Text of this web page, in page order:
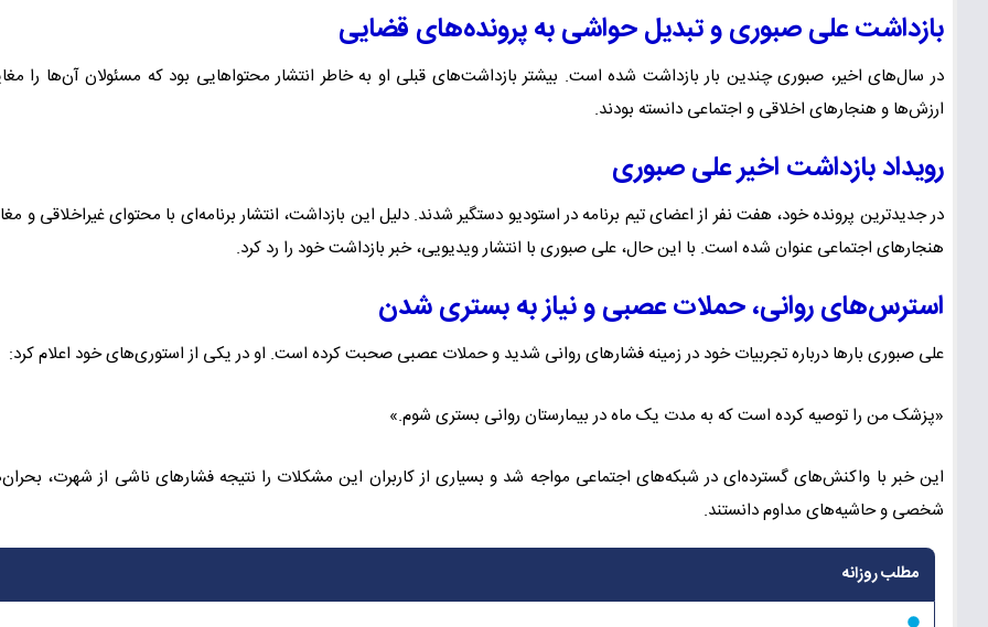
بازداشت علی صبوری و تبدیل حواشی به پرونده‌های قضایی
در سال‌های اخیر، صبوری چندین بار بازداشت شده است. بیشتر بازداشت‌های قبلی او به خاطر انتشار محتواهایی بود که مسئولان آن‌ها را
ارزش‌ها و هنجارهای اخلاقی و اجتماعی دانسته بودند.
رویداد بازداشت اخیر علی صبوری
در جدیدترین پرونده خود، هفت نفر از اعضای تیم برنامه در استودیو دستگیر شدند. دلیل این بازداشت، انتشار برنامه‌ای با محتوای غیراخلاقی و
هنجارهای اجتماعی عنوان شده است. با این حال، علی صبوری با انتشار ویدیویی، خبر بازداشت خود را رد کرد.
استرس‌های روانی، حملات عصبی و نیاز به بستری شدن
علی صبوری بارها درباره تجربیات خود در زمینه فشارهای روانی شدید و حملات عصبی صحبت کرده است. او در یکی از استوری‌های خود اعلام کرد:
«پزشک من را توصیه کرده است که به مدت یک ماه در بیمارستان روانی بستری شوم.»
این خبر با واکنش‌های گسترده‌ای در شبکه‌های اجتماعی مواجه شد و بسیاری از کاربران این مشکلات را نتیجه فشارهای ناشی از شهرت،
شخصی و حاشیه‌های مداوم دانستند.
مطلب روزانه